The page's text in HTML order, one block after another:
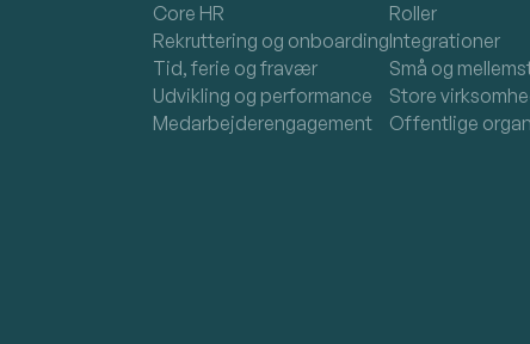
Core HR
Rekruttering og onboarding
Tid, ferie og fravær
Udvikling og performance
Medarbejderengagement
Roller
Integrationer
Små og
Store
Offentlige